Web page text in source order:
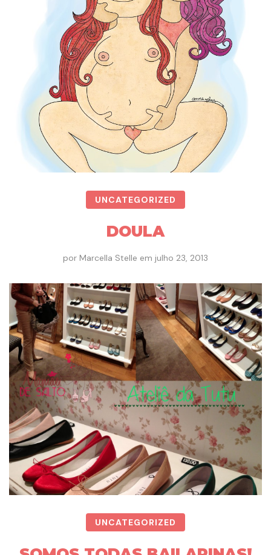
UNCATEGORIZED
DOULA
por Marcella Stelle em julho 23, 2013
UNCATEGORIZED